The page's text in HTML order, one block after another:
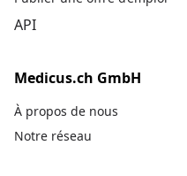
API
Medicus.ch GmbH
À propos de nous
Notre réseau